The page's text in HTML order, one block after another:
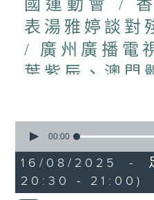
國運動會 /
表湯雅婷談對
/ 廣州廣播電
葉紫辰、澳門
事長方念湘談
況
seconds
0
seconds
00:00
16/08/2025 -
20:30 - 21:00)